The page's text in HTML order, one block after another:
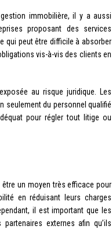
immobilière, il y a aussi
proposant des services
qui peut être difficile à absorber
vis-à-vis des clients en
au risque juridique. Les
seulement du personnel qualifié
pour régler tout litige ou
être un moyen très efficace pour
en réduisant leurs charges
il est important que les
externes afin qu’ils